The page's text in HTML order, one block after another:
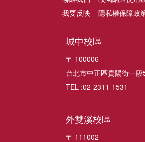
我要反映
隱私權保障政
城中校區
〒 100006
台北市中正區貴陽街一
TEL :02-2311-1531
外雙溪校區
〒 111002